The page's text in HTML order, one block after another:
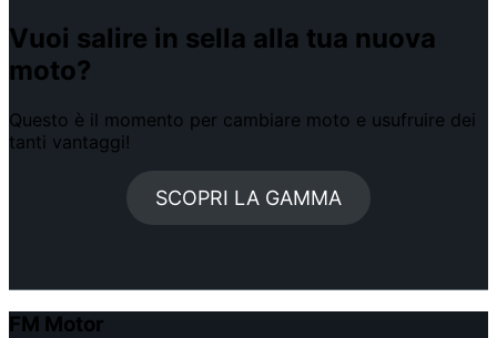
Vuoi salire in sella alla tua nuova
moto?
Questo è il momento per cambiare moto e usufruire dei
tanti vantaggi!
SCOPRI LA GAMMA
FM Motor